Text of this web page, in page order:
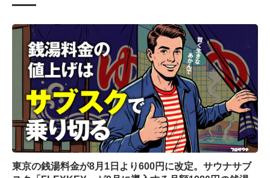
東京の銭湯料金が8月1日より600円に改定。サウナサブ